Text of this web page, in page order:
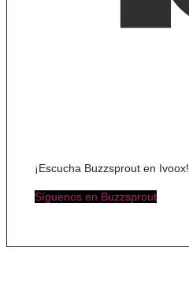
¡Escucha Buzzsprout en Ivoox!
Síguenos en Buzzsprout